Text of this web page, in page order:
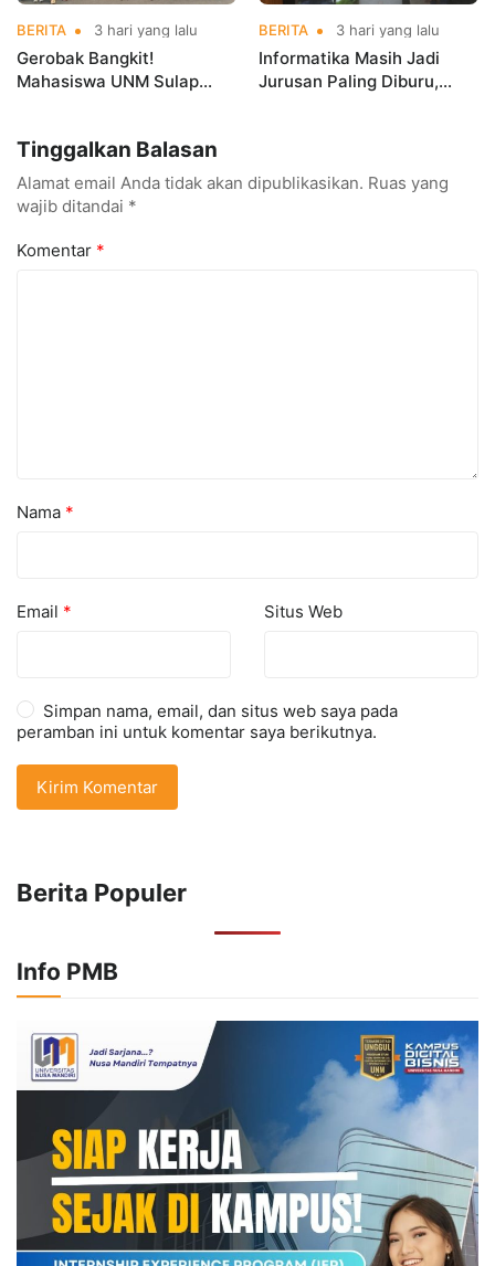
BERITA 3 hari yang lalu
Gerobak Bangkit!
Mahasiswa UNM Sulap
BERITA 3 hari yang lalu
Informatika Masih Jadi
Jurusan Paling Diburu,
Tinggalkan Balasan
Alamat email Anda tidak akan dipublikasikan. Ruas yang
wajib ditandai *
Komentar *
Nama *
Email * Situs Web
Simpan nama, email, dan situs web saya pada
peramban ini untuk komentar saya berikutnya.
Berita Populer
Info PMB